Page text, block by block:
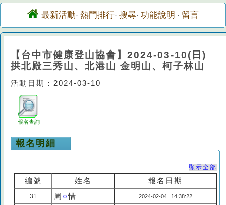
最新活動· 熱門排行· 搜尋· 功能說明 · 留言
【台中市健康登山協會】2024-03-10(日)
拱北殿三秀山、北港山 金明山、柯子林山
活動日期：2024-03-10
報名查詢
報名明細
顯示全部
編號 姓名 報名日期
31 周 ○惜 2024-02-04 14:38:22